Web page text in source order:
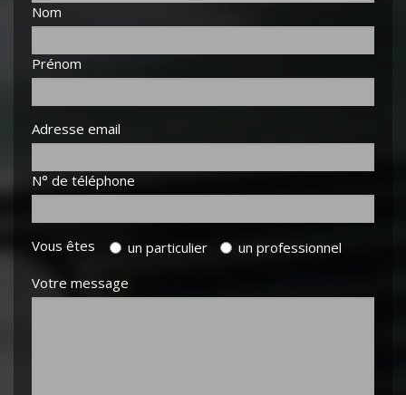
Nom
Prénom
Adresse email
N° de téléphone
Vous êtes un particulier
un professionnel
Votre message